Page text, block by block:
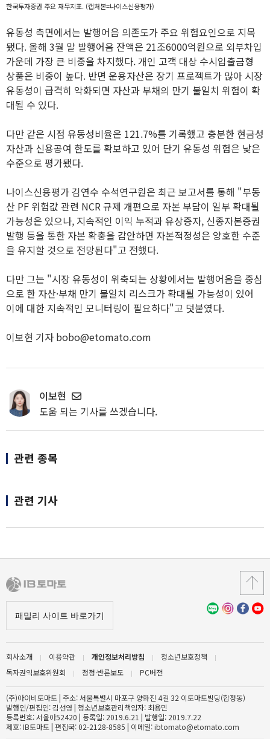
한국투자증권 주요 재무지표. (캡처본=나이스신용평가)
유동성 측면에서는 발행어음 의존도가 주요 위험요인으로 지목
됐다. 올해 3월 말 발행어음 잔액은 21조6000억원으로 외부차입
가운데 가장 큰 비중을 차지했다. 개인 고객 대상 수시입출금형
상품은 비중이 높다. 반면 운용자산은 장기 프로젝트가 많아 시장
유동성이 급격히 악화되면 자산과 부채의 만기 불일치 위험이 확
대될 수 있다.
다만 같은 시점 유동성비율은 121.7%를 기록했고 충분한 현금성
자산과 신용공여 한도를 확보하고 있어 단기 유동성 위험은 낮은
수준으로 평가됐다.
나이스신용평가 김연수 수석연구원은 최근 보고서를 통해 "부동
산 PF 위험값 관련 NCR 규제 개편으로 자본 부담이 일부 확대될
가능성은 있으나, 지속적인 이익 누적과 유상증자, 신종자본증권
발행 등을 통한 자본 확충을 감안하면 자본적정성은 양호한 수준
을 유지할 것으로 전망된다"고 전했다.
다만 그는 "시장 유동성이 위축되는 상황에서는 발행어음을 중심
으로 한 자산·부채 만기 불일치 리스크가 확대될 가능성이 있어
이에 대한 지속적인 모니터링이 필요하다"고 덧붙였다.
이보현 기자 bobo@etomato.com
이보현
도움 되는 기사를 쓰겠습니다.
관련 종목
관련 기사
회사소개 이용약관 개인정보처리방침
청소년보호정책
독자권익보호위원회
정정·반론보도 PC버전
(주)아이비토마토 | 주소: 서울특별시 마포구 양화진 4길 32 이토마토빌딩(합정동)
발행인/편집인: 김선영 | 청소년보호관리책임자: 최용민
등록번호: 서울아52420 | 등록일: 2019.6.21 | 발행일: 2019.7.22
제호: IB토마토 | 편집국: 02-2128-8585 | 이메일: ibtomato@etomato.com